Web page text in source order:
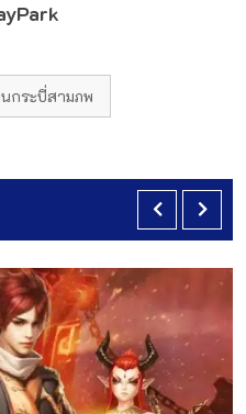
นกระบี่สามภพ